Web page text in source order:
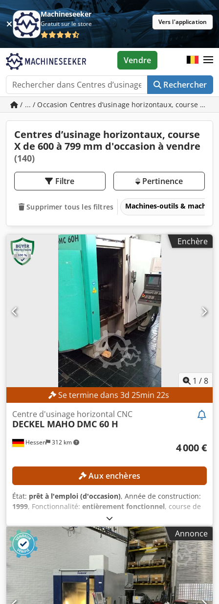
Machineseeker
Gratuit sur le store Vers l'application
Rechercher
Vendre
/ ... / Occasion Centres d’usinage horizontaux, course X de
Centres d’usinage horizontaux, course
X de 600 à 799 mm d'occasion à vendre
(140)
Filtre Pertinence
Supprimer tous les filtres Machines-outils &
Enchère
1 /8
Se termine dans 3d 25min 20s
Hessen 312 km
Centre d'usinage horizontal CNC
DECKEL MAHO DMC 60 H
4 000 €
Aux enchères
État: prêt à l'emploi (d'occasion), Année de construction:
1999, Fonctionnalité: entièrement fonctionnel, course de
, course de l’axe Y:
course de déplacement axe Z:560 mm, poids de la pièce
(max.):600 kg
, nombre de logements dans le magasin
d’outils:
, angle de rotation axe C (max.):360 °, Pas de
prix de réserve – vente garantie au plus offrant ! DÉTAILS
TECHNIQUES Interface de broche : SK40 Djdpfxozpxd Rj
Ahzokr Course de l’axe X : 600 mm Course de l’axe Y : 560
mm Course de l’axe Z : 560 mm Plage d’inclinaison de l’axe
B : 360° Nombre d’emplacements pour outils dans le
Annonce